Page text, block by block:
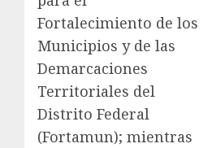
Fortalecimiento de los
Municipios y de las
Demarcaciones
Territoriales del
Distrito Federal
(Fortamun); mientras